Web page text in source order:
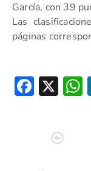
García, con 39
Las
páginas
X